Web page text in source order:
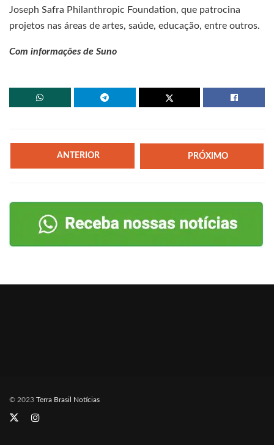
Joseph Safra Philanthropic Foundation, que patrocina
projetos nas áreas de artes, saúde, educação, entre outros.
Com informações de Suno
ANTERIOR PRÓXIMO
© 2023 Terra Brasil Notícias